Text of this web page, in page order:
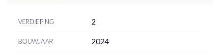
VERDIEPING 2
BOUWJAAR 2024